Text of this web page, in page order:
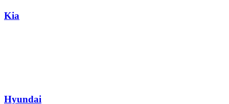
Kia
Hyundai